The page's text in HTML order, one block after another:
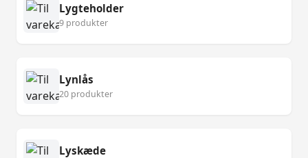
Lygteholder
9 produkter
Lynlås
20 produkter
Lyskæde